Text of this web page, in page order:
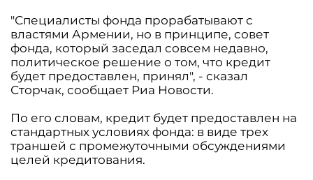
"Специалисты фонда прорабатывают с
властями Армении, но в принципе, совет
фонда, который заседал совсем недавно,
политическое решение о том, что кредит
будет предоставлен, принял", - сказал
Сторчак, сообщает Риа Новости.
По его словам, кредит будет предоставлен на
стандартных условиях фонда: в виде трех
траншей с промежуточными обсуждениями
целей кредитования.